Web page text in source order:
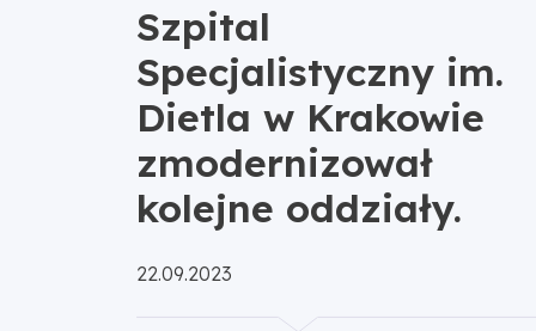
Szpital
Specjalistyczny im.
Dietla w Krakowie
zmodernizował
kolejne oddziały.
Opublikowano:
22.09.2023